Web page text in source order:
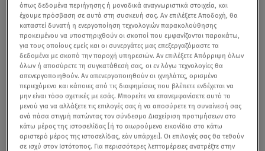
όπως δεδομένα περιήγησης ή μοναδικά αναγνωριστικά στοιχεία, και
έχουμε πρόσβαση σε αυτά στη συσκευή σας. Αν επιλέξετε Αποδοχή, θα
καταστεί δυνατή η ενεργοποίηση τεχνολογιών παρακολούθησης
προκειμένου να υποστηριχθούν οι σκοποί που εμφανίζονται παρακάτω,
για τους οποίους εμείς και οι συνεργάτες μας επεξεργαζόμαστε τα
δεδομένα με σκοπό την παροχή υπηρεσιών. Αν επιλέξετε Απόρριψη όλων
όλων ή αποσύρετε τη συγκατάθεσή σας, οι εν λόγω τεχνολογίες θα
απενεργοποιηθούν. Αν απενεργοποιηθούν οι ιχνηλάτες, ορισμένο
περιεχόμενο και κάποιες από τις διαφημίσεις που βλέπετε ενδέχεται να
μην είναι τόσο σχετικές με εσάς. Μπορείτε να επανεμφανίσετε αυτό το
μενού για να αλλάξετε τις επιλογές σας ή να αποσύρετε τη συναίνεσή σας
ανά πάσα στιγμή πατώντας τον σύνδεσμο Διαχείριση προτιμήσεων στο
κάτω μέρος της ιστοσελίδας [ή το αιωρούμενο εικονίδιο στο κάτω
αριστερό μέρος της ιστοσελίδας, εάν υπάρχει]. Οι επιλογές σας θα τεθούν
σε ισχύ στον Ιστότοπος. Για περισσότερες λεπτομέρειες ανατρέξτε στην